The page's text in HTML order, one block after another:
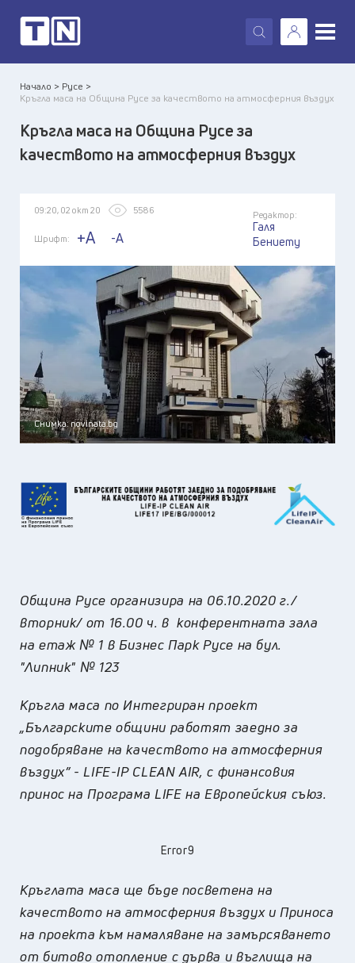
X
Начало > Русе >
Кръгла маса на Община Русе за качеството на атмосферния въздух
Кръгла маса на Община Русе за
качеството на атмосферния въздух
09:20, 02 окт 20 5586
Шрифт: +A -A
Редактор:
Галя
Бениету
Снимка: novinata.bg
ОбщинаРусе организира на 06.10.2020 г./
вторник/ от 16.00 ч. в конферентната зала
на етаж № 1 в Бизнес Парк Русе на бул.
"Липник" № 123
Кръгла маса поИнтегриран проект
„Българските общини работят заедно за
подобряване на качеството на атмосферния
въздух”-LIFE-IP CLEAN AIR, с финансовия
принос на Програма LIFE на Европейския съюз.
Error9
Кръглата маса ще бъде посветена на
качеството на атмосферния въздух и Приноса
на проекта към намаляване на замърсяването
от битово отопление с дърва и въглища на